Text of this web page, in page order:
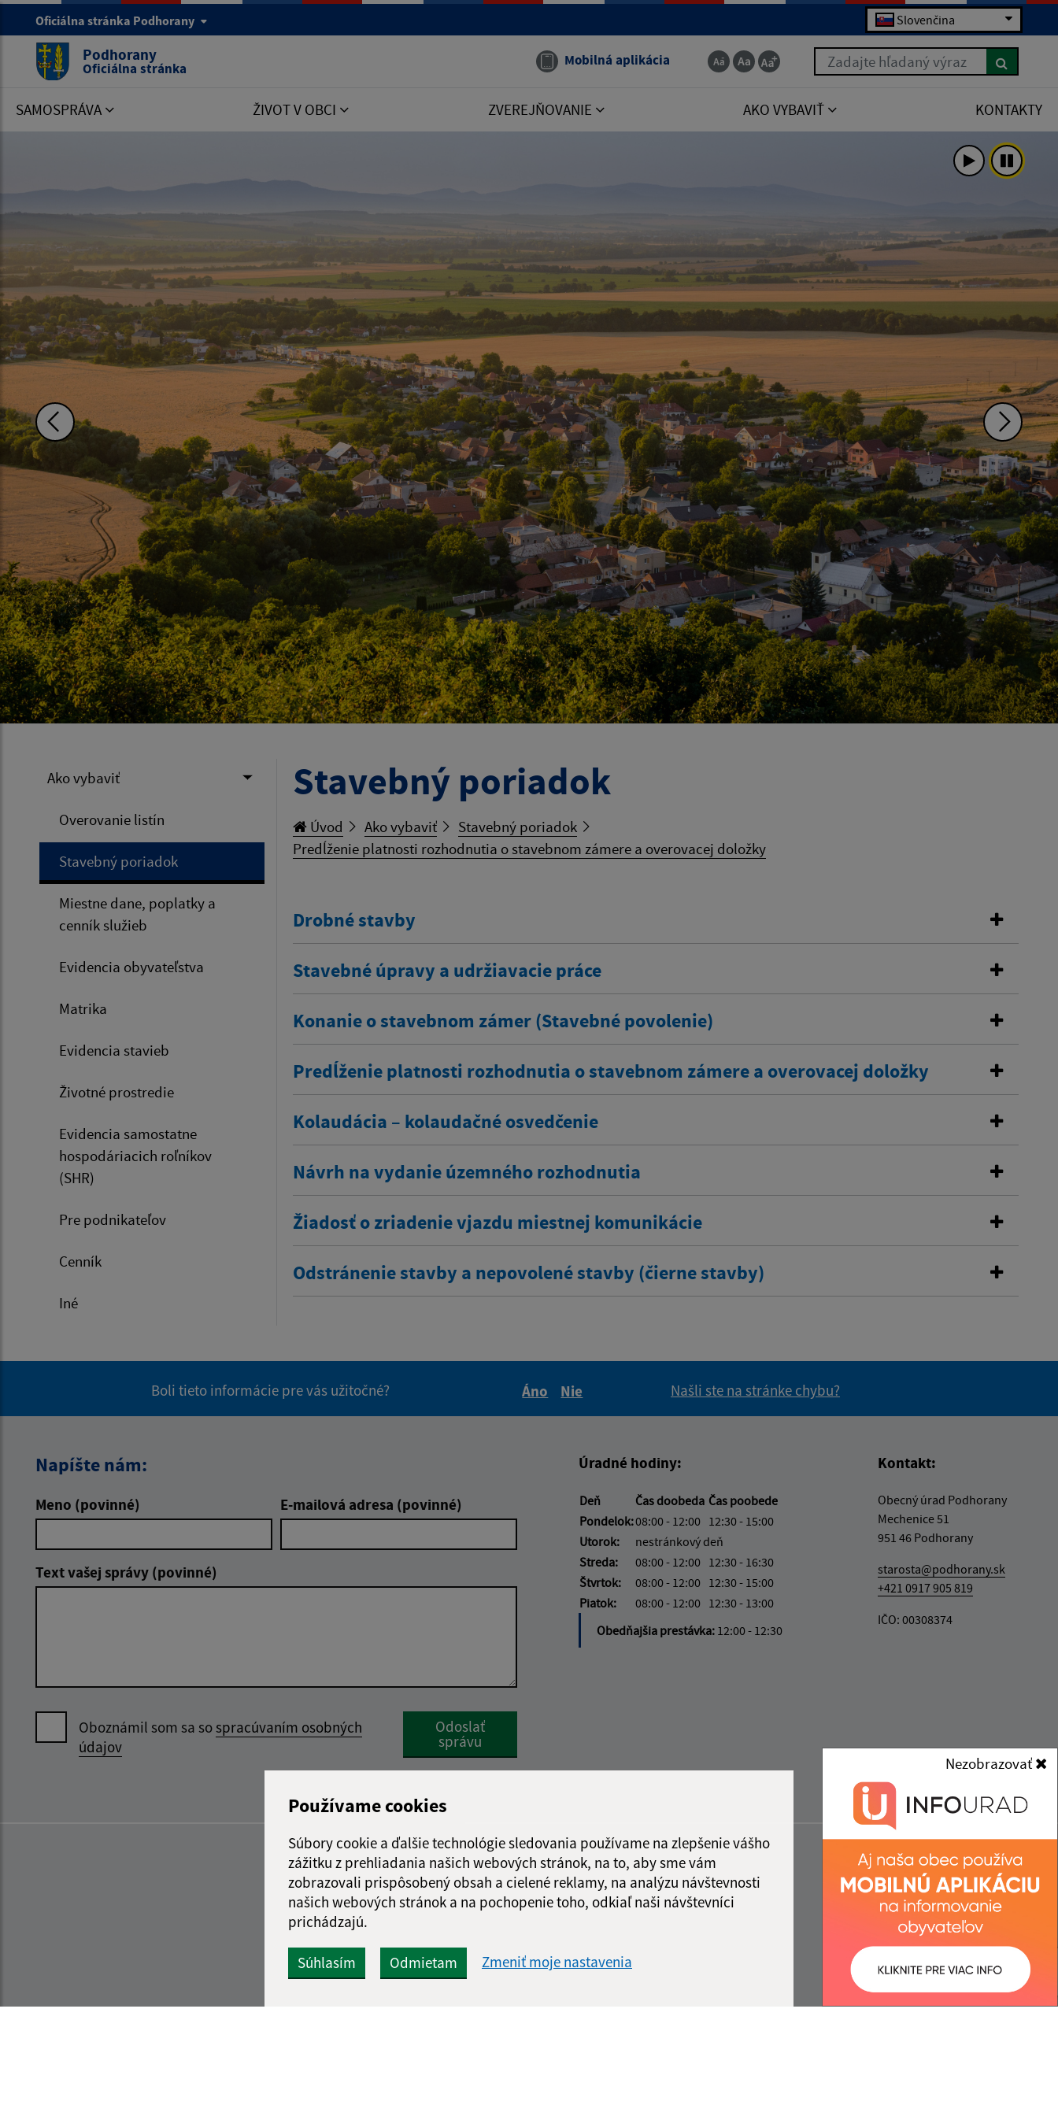
Používame cookies
Súbory cookie a ďalšie technológie sledovania používame na zlepšenie vášho
zážitku z prehliadania našich webových stránok, na to, aby sme vám
zobrazovali prispôsobený obsah a cielené reklamy, na analýzu návštevnosti
našich webových stránok a na pochopenie toho, odkiaľ naši návštevníci
prichádzajú.
Súhlasím Odmietam Zmeniť moje nastavenia
Nezobrazovať
Oficiálna stránka Podhorany Slovenčina
Podhorany
Oficiálna stránka Mobilná aplikácia Zadajte hľadaný výraz
SAMOSPRÁVA ŽIVOT V OBCI ZVEREJŇOVANIE AKO VYBAVIŤ KONTAKTY
Ako vybaviť
Overovanie listín
Stavebný poriadok
Miestne dane, poplatky a
cenník služieb
Evidencia obyvateľstva
Matrika
Evidencia stavieb
Životné prostredie
Evidencia samostatne
hospodáriacich roľníkov
(SHR)
Pre podnikateľov
Cenník
Iné
Stavebný poriadok
Úvod Ako vybaviť
Stavebný poriadok
Predĺženie platnosti rozhodnutia o stavebnom zámere a overovacej doložky
Drobné stavby
Stavebné úpravy a udržiavacie práce
Konanie o stavebnom zámer (Stavebné povolenie)
Predĺženie platnosti rozhodnutia o stavebnom zámere a overovacej doložky
Kolaudácia – kolaudačné osvedčenie
Návrh na vydanie územného rozhodnutia
Žiadosť o zriadenie vjazdu miestnej komunikácie
Odstránenie stavby a nepovolené stavby (čierne stavby)
Boli tieto informácie pre vás užitočné?
Áno
Nie
Našli ste na stránke chybu?
Napíšte nám:
Meno (povinné) E-mailová adresa (povinné)
Text vašej správy (povinné)
Oboznámil som sa sospracúvaním osobných
údajov
Google reCaptcha Response
Odoslať
správu
Úradné hodiny:
Deň Čas doobeda Čas poobede
Pondelok:08:00 - 12:00 12:30 - 15:00
Utorok:
nestránkový deň
Streda:
08:00 - 12:00 12:30 - 16:30
Štvrtok:
08:00 - 12:00 12:30 - 15:00
Piatok:
08:00 - 12:00 12:30 - 13:00
Obedňajšia prestávka: 12:00 - 12:30
Kontakt:
Obecný úrad Podhorany
Mechenice 51
951 46 Podhorany
starosta@podhorany.sk
+421 0917 905 819
IČO: 00308374